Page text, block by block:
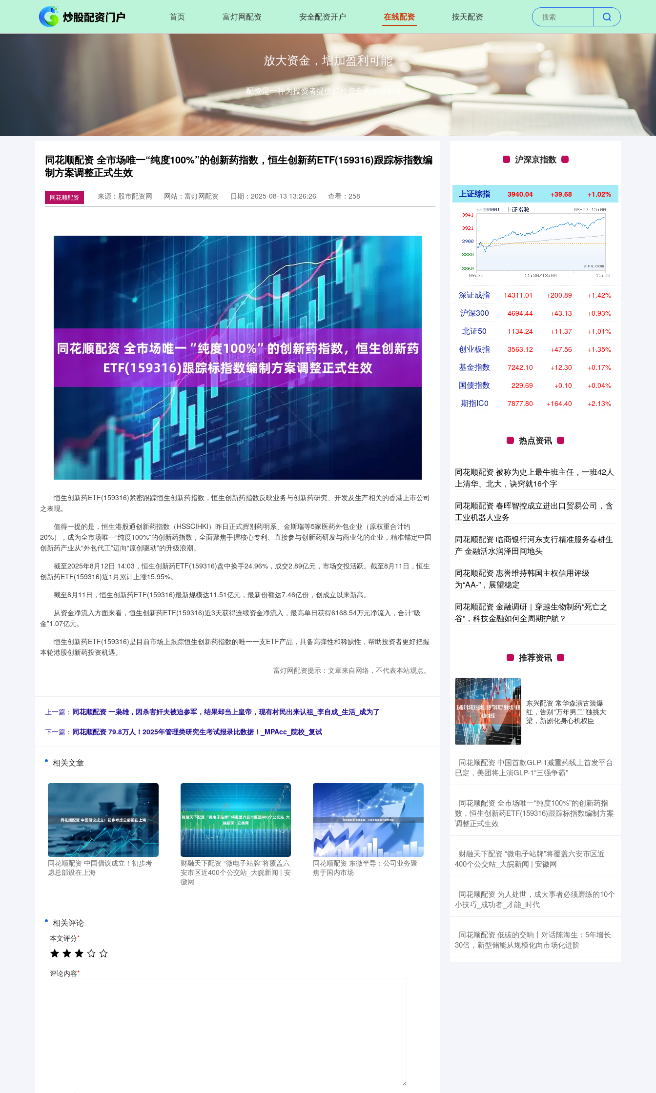
首页 富灯网配资 安全配资开户 在线配资 按天配资
放大资金，增加盈利可能
配资是一种为投资者提供杠杆资金的金融服务！
同花顺配资 全市场唯一“纯度100%”的创新药指数，恒生创新药ETF(159316)跟踪标指数编
制方案调整正式生效
同花顺配资 来源：股市配资网 网站：富灯网配资 日期：2025-08-13 13:26:26 查看：258
恒生创新药ETF(159316)紧密跟踪恒生创新药指数，恒生创新药指数反映业务与创新药研究、开发及生产相关的香港上市公司
之表现。
值得一提的是，恒生港股通创新药指数（HSSCIHKI）昨日正式挥别药明系、金斯瑞等5家医药外包企业（原权重合计约
20%），成为全市场唯一“纯度100%”的创新药指数，全面聚焦手握核心专利、直接参与创新药研发与商业化的企业，精准锚定中国
创新药产业从“外包代工”迈向“原创驱动”的升级浪潮。
截至2025年8月12日 14:03，恒生创新药ETF(159316)盘中换手24.96%，成交2.89亿元，市场交投活跃。截至8月11日，恒生
创新药ETF(159316)近1月累计上涨15.95%。
截至8月11日，恒生创新药ETF(159316)最新规模达11.51亿元，最新份额达7.46亿份，创成立以来新高。
从资金净流入方面来看，恒生创新药ETF(159316)近3天获得连续资金净流入，最高单日获得6168.54万元净流入，合计“吸
金”1.07亿元。
恒生创新药ETF(159316)是目前市场上跟踪恒生创新药指数的唯一一支ETF产品，具备高弹性和稀缺性，帮助投资者更好把握
本轮港股创新药投资机遇。
富灯网配资提示：文章来自网络，不代表本站观点。
上一篇： 同花顺配资 一枭雄，因杀害奸夫被迫参军，结果却当上皇帝，现有村民出来认祖_李自成_生活_成为了
下一篇： 同花顺配资 79.8万人！2025年管理类研究生考试报录比数据！_MPAcc_院校_复试
相关文章
同花顺配资 中国倡议成立！初步考
虑总部设在上海
财融天下配资 “微电子站牌”将覆盖 六
安市区近400个公交站_大皖新闻 | 安
徽网
同花顺配资 东微半导：公司业务聚
焦于国内市场
相关评论
本文评分*
评论内容*
沪深京指数
上证综指 3940.04 +39.68 +1.02%
深证成指 14311.01 +200.89 +1.42%
沪深300 4694.44 +43.13 +0.93%
北证50 1134.24 +11.37 +1.01%
创业板指 3563.12 +47.56 +1.35%
基金指数 7242.10 +12.30 +0.17%
国债指数 229.69 +0.10 +0.04%
期指IC0 7877.80 +164.40 +2.13%
热点资讯
同花顺配资 被称为史上最牛班主任，一班42人
上清华、北大，诀窍就16个字
同花顺配资 春晖智控成立进出口贸易公司，含
工业机器人业务
同花顺配资 临商银行河东支行精准服务春耕生
产 金融活水润泽田间地头
同花顺配资 惠誉维持韩国主权信用评级
为“AA-”，展望稳定
同花顺配资 金融调研｜穿越生物制药“死亡之
谷”，科技金融如何全周期护航？
推荐资讯
东兴配资 常华森演古装爆
红，告别“万年男二”独挑大
梁，新剧化身心机权臣
​同花顺配资 中国首款GLP-1减重药线上首发平台
已定，美团将上演GLP-1“三强争霸”
​同花顺配资 全市场唯一“纯度100%”的创新药指
数，恒生创新药ETF(159316)跟踪标指数编制方案
调整正式生效
​财融天下配资 “微电子站牌”将覆盖 六安市区近
400个公交站_大皖新闻 | 安徽网
​同花顺配资 为人处世，成大事者必须磨练的10个
小技巧_成功者_才能_时代
​同花顺配资 低碳的交响丨对话陈海生：5年增长
30倍，新型储能从规模化向市场化进阶